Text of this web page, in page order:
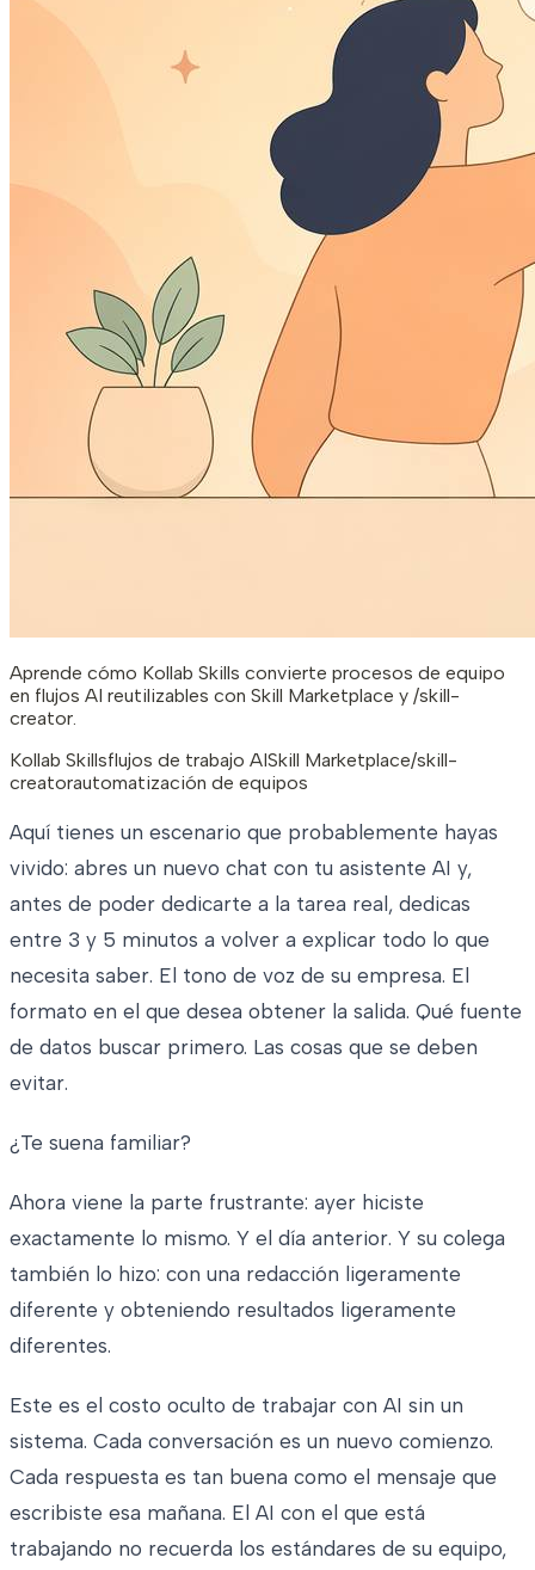
Aprende cómo Kollab Skills convierte procesos de equipo
en flujos AI reutilizables con Skill Marketplace y /skill-
creator.
Kollab Skillsflujos de trabajo AISkill Marketplace/skill-
creatorautomatización de equipos
Aquí tienes un escenario que probablemente hayas
vivido: abres un nuevo chat con tu asistente AI y,
antes de poder dedicarte a la tarea real, dedicas
entre 3 y 5 minutos a volver a explicar todo lo que
necesita saber. El tono de voz de su empresa. El
formato en el que desea obtener la salida. Qué fuente
de datos buscar primero. Las cosas que se deben
evitar.
¿Te suena familiar?
Ahora viene la parte frustrante: ayer hiciste
exactamente lo mismo. Y el día anterior. Y su colega
también lo hizo: con una redacción ligeramente
diferente y obteniendo resultados ligeramente
diferentes.
Este es el costo oculto de trabajar con AI sin un
sistema. Cada conversación es un nuevo comienzo.
Cada respuesta es tan buena como el mensaje que
escribiste esa mañana. El AI con el que está
trabajando no recuerda los estándares de su equipo,